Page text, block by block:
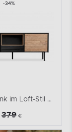
-34%
TV-Schrank im Loft-Stil mit Rillenmuster
379 €